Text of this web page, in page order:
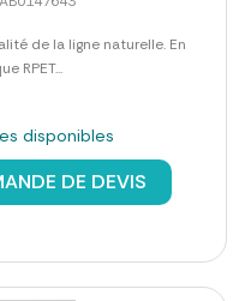
de la ligne naturelle. En
RPET...
disponibles
DE DEVIS